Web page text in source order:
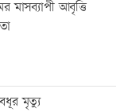
মাসব্যাপী আবৃত্তি
মৃত্যু